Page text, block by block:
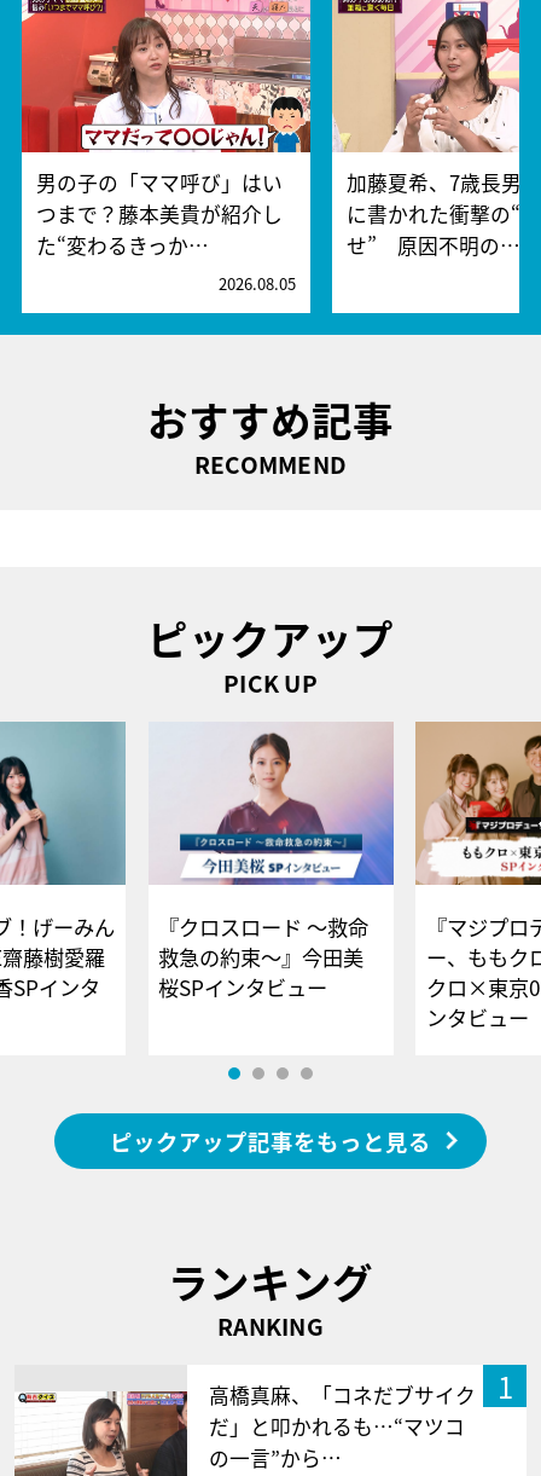
男の子の「ママ呼び」はい
つまで？藤本美貴が紹介し
た“変わるきっか…
2026.08.05
加藤夏希、7歳長男
に書かれた衝撃の“
せ” 原因不明の…
おすすめ記事
RECOMMEND
ピックアップ
PICK UP
！げーみん
藤樹愛羅
SPインタ
『クロスロード ～救命
救急の約束～』今田美
桜SPインタビュー
『マジプロ
ー、ももク
クロ×東京
ンタビュー
ピックアップ記事をもっと見る
ランキング
RANKING
1
高橋真麻、「コネだブサイク
だ」と叩かれるも…“マツコ
の一言”から…